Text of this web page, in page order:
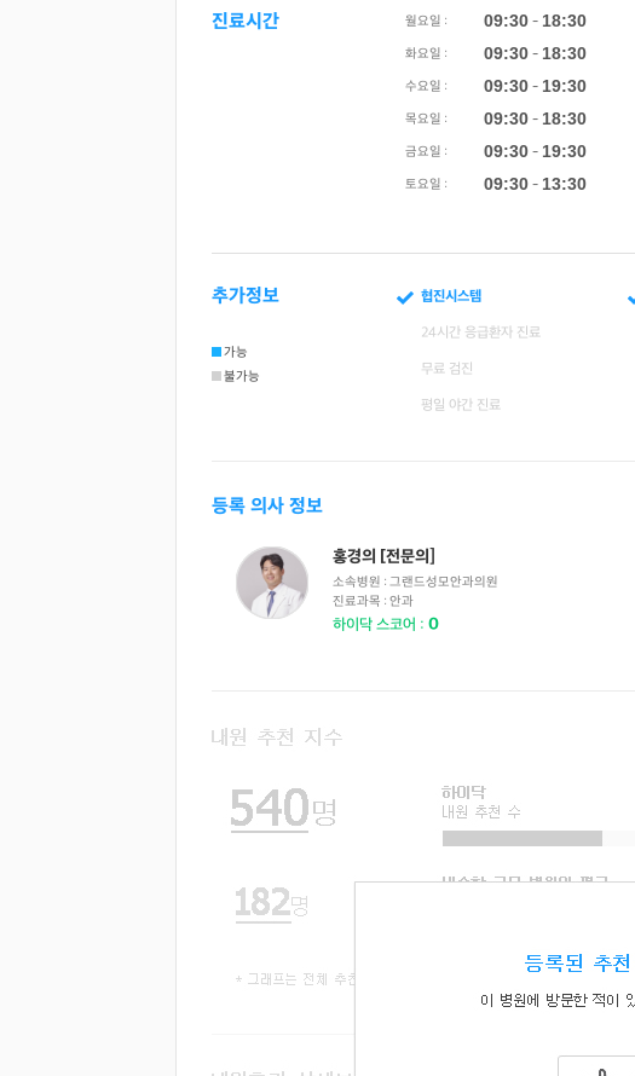
진료시간 월요일 : 09:30 - 18:30
화요일 : 09:30 - 18:30
수요일 : 09:30 - 19:30
목요일 : 09:30 - 18:30
금요일 : 09:30 - 19:30
토요일 : 09:30 - 13:30
추가정보
가능
불가능
협진시스템
24시간 응급환자 진료
무료 검진
평일 야간 진료
등록 의사 정보
홍경의 [전문의]
소속병원 : 그랜드성모안과의원
진료과목 : 안과
하이닥 스코어 : 0